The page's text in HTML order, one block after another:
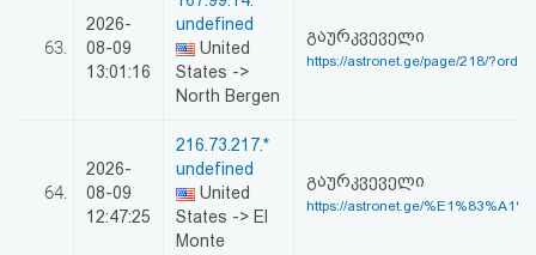
63.
2026-
08-09
13:01:16
undefined
United
States ->
North Bergen
გაურკვეველი
https://astronet.ge/page/218/
64.
2026-
08-09
12:47:25
216.73.217.*
undefined
United
States -> El
Monte
გაურკვეველი
https://astronet.ge/